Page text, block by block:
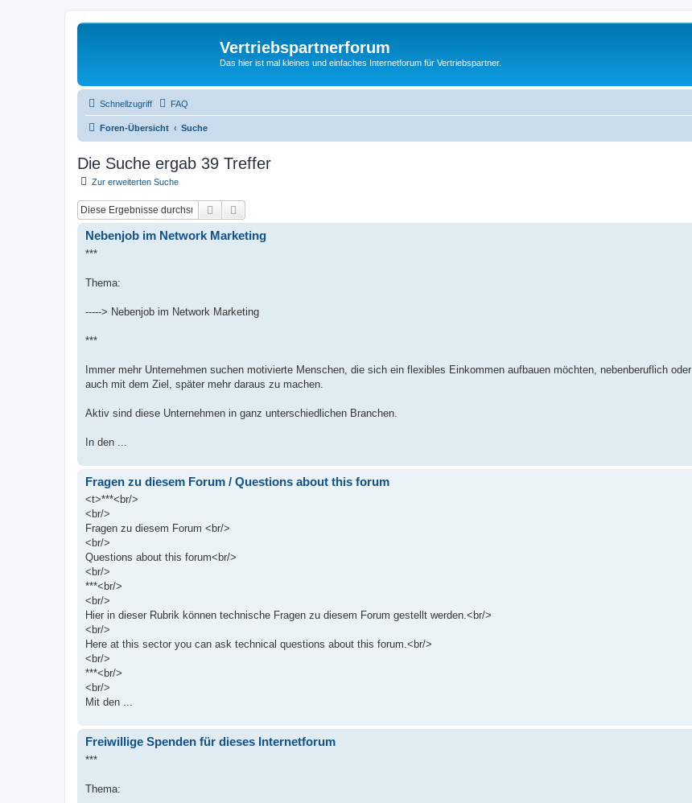
Vertriebspartnerforum
Das hier ist mal kleines und einfaches Internetforum für Vertriebspartner.
Schnellzugriff FAQ
Foren-Übersicht Suche
Die Suche ergab 39 Treffer
Zur erweiterten Suche
Suche
Nebenjob im Network Marketing
***
Thema:
-----> Nebenjob im Network Marketing
***
Immer mehr Unternehmen suchen motivierte Menschen, die sich ein flexibles Einkommen aufbauen möchten, nebenberuflich oder
auch mit dem Ziel, später mehr daraus zu machen.
Aktiv sind diese Unternehmen in ganz unterschiedlichen Branchen.
In den ...
Fragen zu diesem Forum / Questions about this forum
<t>***<br/>
<br/>
Fragen zu diesem Forum <br/>
<br/>
Questions about this forum<br/>
<br/>
***<br/>
<br/>
Hier in dieser Rubrik können technische Fragen zu diesem Forum gestellt werden.<br/>
<br/>
Here at this sector you can ask technical questions about this forum.<br/>
<br/>
***<br/>
<br/>
Mit den ...
Freiwillige Spenden für dieses Internetforum
***
Thema: